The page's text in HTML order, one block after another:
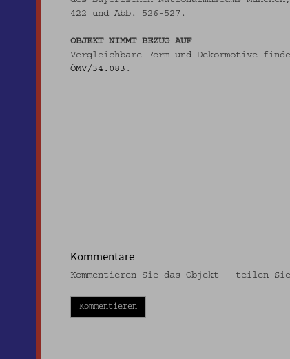
422 und Abb. 526-527.
OBJEKT NIMMT BEZUG AUF
Vergleichbare Form und Dekormotive
ÖMV/34.083 .
Kommentare
Kommentieren Sie das Objekt - teilen
Kommentieren